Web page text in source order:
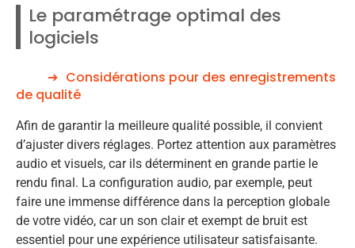
Le paramétrage optimal des
logiciels
Considérations pour des enregistrements
de qualité
Afin de garantir la meilleure qualité possible, il convient
d’ajuster divers réglages. Portez attention aux paramètres
audio et visuels, car ils déterminent en grande partie le
rendu final. La configuration audio, par exemple, peut
faire une immense différence dans la perception globale
de votre vidéo, car un son clair et exempt de bruit est
essentiel pour une expérience utilisateur satisfaisante.